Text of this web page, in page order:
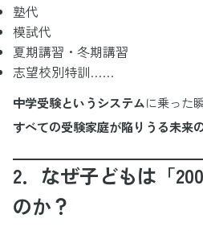
塾代
模試代
夏期講習・冬期講習
志望校別特訓……
中学受験というシステムに乗った
すべての受験家庭が陥りうる未来
2．なぜ子どもは「
のか？